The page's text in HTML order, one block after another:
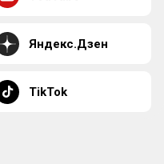
Яндекс.Дзен
TikTok